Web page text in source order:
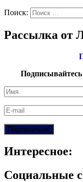
Поиск:
Рассылка от
Подписывайтесь
Интересное:
Социальные